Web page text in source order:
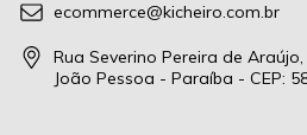
ecommerce@kicheiro.com.br
Rua Severino Pereira de
João Pessoa - Paraíba - CEP: